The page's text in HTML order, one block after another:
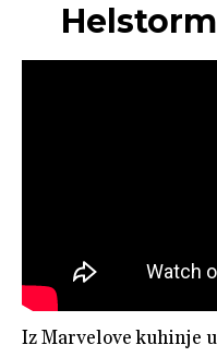
Iz Marvelove kuhinje